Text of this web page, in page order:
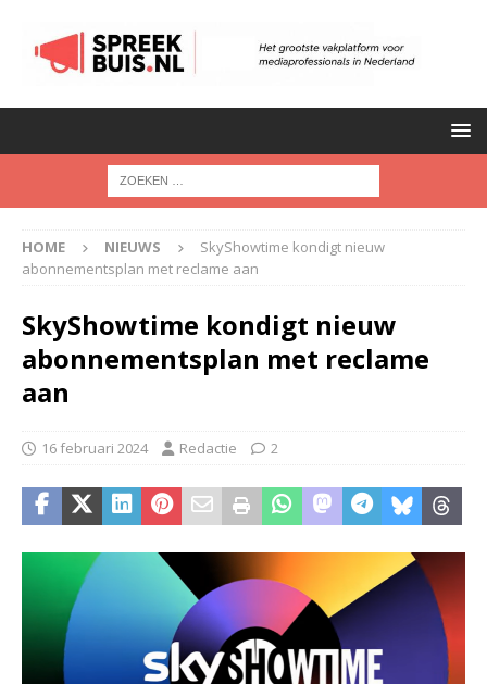
HOME NIEUWS
SkyShowtime kondigt nieuw
abonnementsplan met reclame aan
SkyShowtime kondigt nieuw
abonnementsplan met reclame
aan
16 februari 2024 Redactie 2